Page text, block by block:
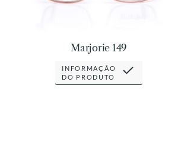
Marjorie 149
INFORMAÇÃO
DO PRODUTO